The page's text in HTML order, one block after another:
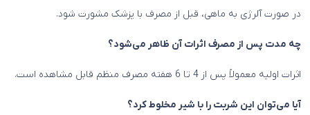
در صورت آلرژی به ماهی، قبل از مصرف با پزشک مشورت شود.
چه مدت پس از مصرف اثرات آن ظاهر می‌شود؟
اثرات اولیه معمولاً پس از 4 تا 6 هفته مصرف منظم قابل مشاهده است.
آیا می‌توان این شربت را با شیر مخلوط کرد؟